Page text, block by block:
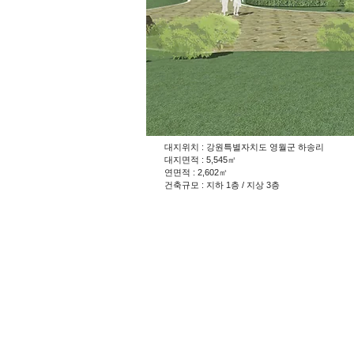
대지위치 : 강원특별자치도 영월군 하송리
대지면적 : 5,545㎡
연면적 : 2,602㎡
건축규모 : 지하 1층 / 지상 3층